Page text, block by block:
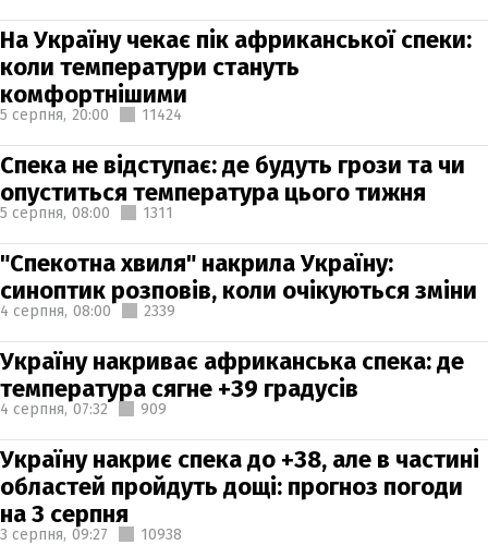
На Україну чекає пік африканської спеки:
коли температури стануть
комфортнішими
5 серпня, 20:00 11424
Спека не відступає: де будуть грози та чи
опуститься температура цього тижня
5 серпня, 08:00 1311
"Спекотна хвиля" накрила Україну:
синоптик розповів, коли очікуються зміни
4 серпня, 08:00 2339
Україну накриває африканська спека: де
температура сягне +39 градусів
4 серпня, 07:32 909
Україну накриє спека до +38, але в частині
областей пройдуть дощі: прогноз погоди
на 3 серпня
3 серпня, 09:27 10938